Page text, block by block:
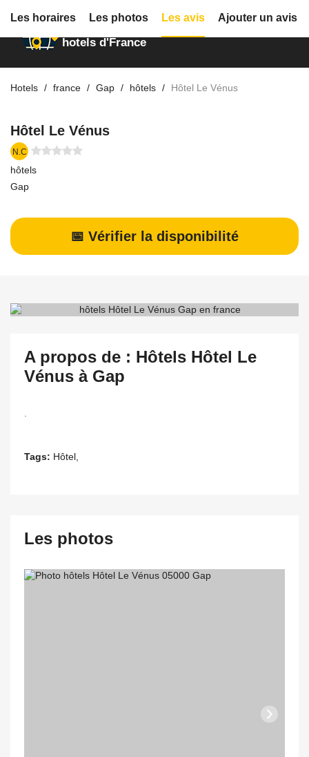
Annuaire des
hotels d'France
Hotels france Gap hôtels Hôtel Le Vénus
Hôtel Le Vénus
N.C
hôtels
Gap
📅 Vérifier la disponibilité
Les horaires Les photos Les avis Ajouter un avis
A propos de : Hôtels Hôtel Le
Vénus à Gap
Tags: Hôtel,
Les photos